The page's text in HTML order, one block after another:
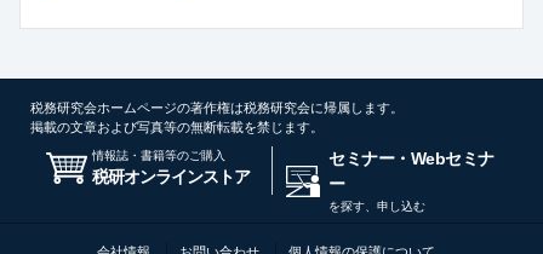
税務研究会ホームページの著作権は税務研究会に帰属します。
掲載の文章および写真等の無断転載を禁じます。
情報誌・書籍等のご購入
税研オンラインストア
セミナー・Webセミナ
ー
を探す、申し込む